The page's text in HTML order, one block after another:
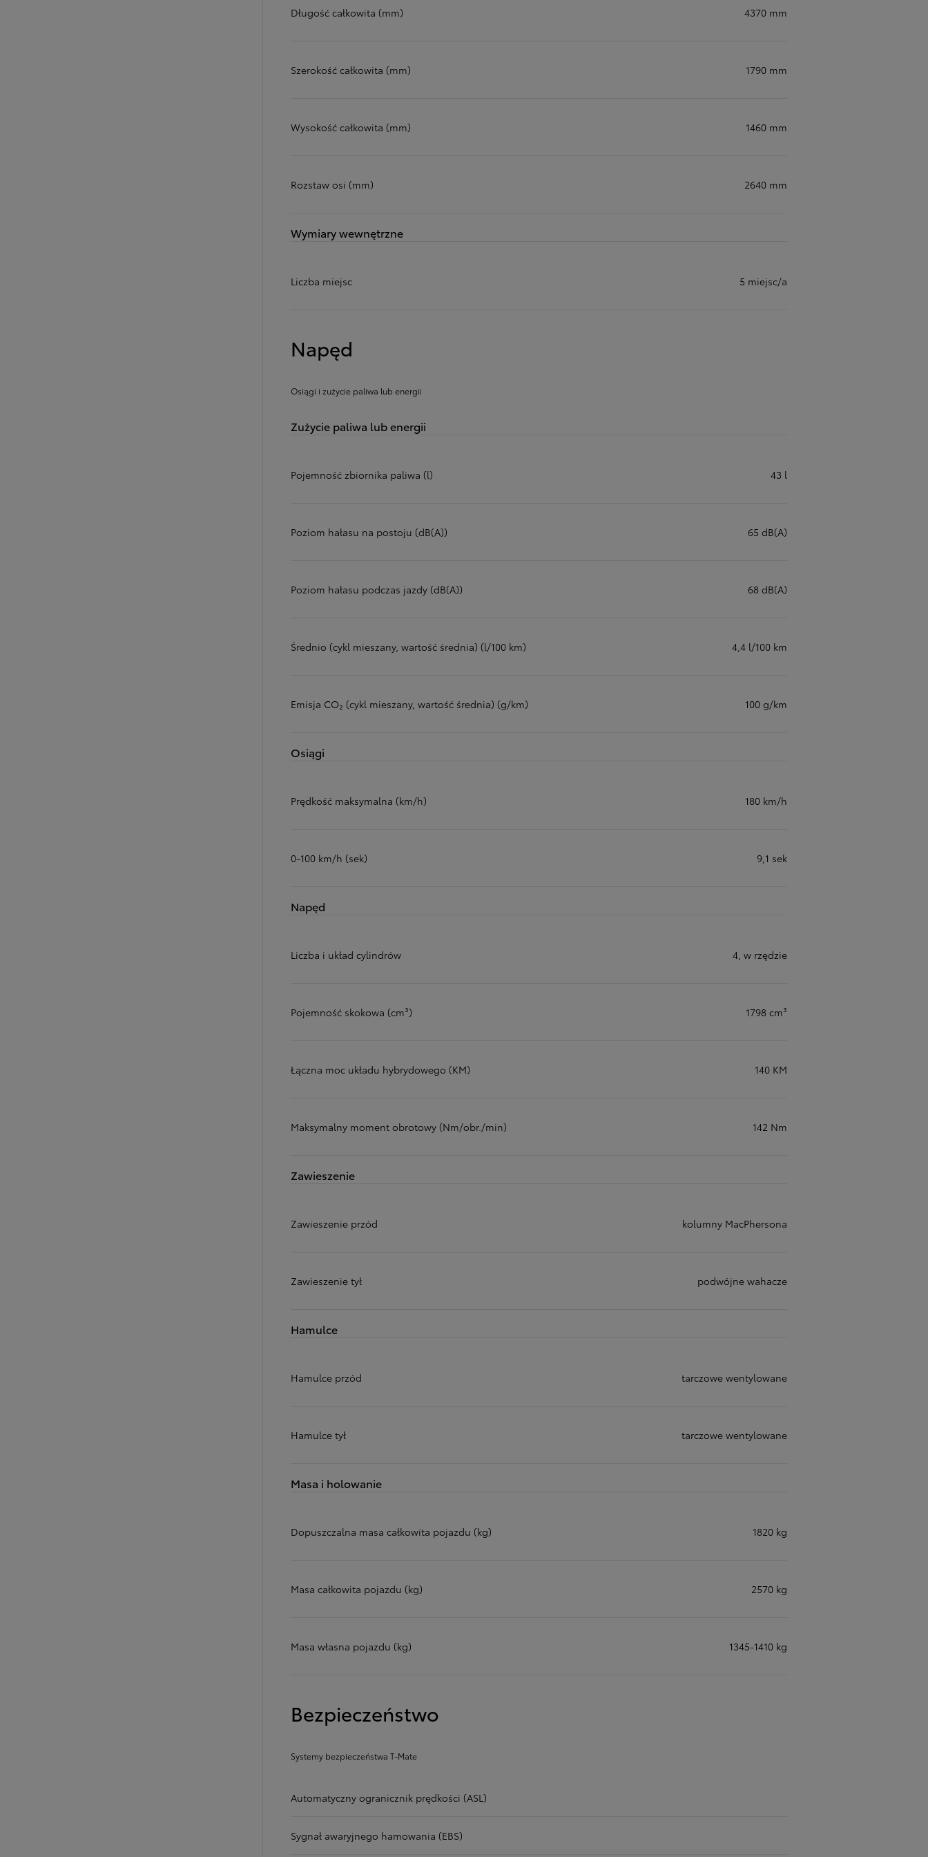
Długość całkowita (mm) 4370 mm
Szerokość całkowita (mm) 1790 mm
Wysokość całkowita (mm) 1460 mm
Rozstaw osi (mm) 2640 mm
Wymiary wewnętrzne
Liczba miejsc 5 miejsc/a
Napęd
Osiągi i zużycie paliwa lub energii
Zużycie paliwa lub energii
Pojemność zbiornika paliwa (l) 43 l
Poziom hałasu na postoju (dB(A)) 65 dB(A)
Poziom hałasu podczas jazdy (dB(A)) 68 dB(A)
Średnio (cykl mieszany, wartość średnia) (l/100 km) 4,4 l/100 km
Emisja CO₂ (cykl mieszany, wartość średnia) (g/km) 100 g/km
Osiągi
Prędkość maksymalna (km/h) 180 km/h
0-100 km/h (sek) 9,1 sek
Napęd
Liczba i układ cylindrów 4, w rzędzie
Pojemność skokowa (cm³) 1798 cm³
Łączna moc układu hybrydowego (KM) 140 KM
Maksymalny moment obrotowy (Nm/obr./min) 142 Nm
Zawieszenie
Zawieszenie przód kolumny MacPhersona
Zawieszenie tył podwójne wahacze
Hamulce
Hamulce przód tarczowe wentylowane
Hamulce tył tarczowe wentylowane
Masa i holowanie
Dopuszczalna masa całkowita pojazdu (kg) 1820 kg
Masa całkowita pojazdu (kg) 2570 kg
Masa własna pojazdu (kg) 1345-1410 kg
Bezpieczeństwo
Systemy bezpieczeństwa T-Mate
Automatyczny ogranicznik prędkości (ASL)
Sygnał awaryjnego hamowania (EBS)